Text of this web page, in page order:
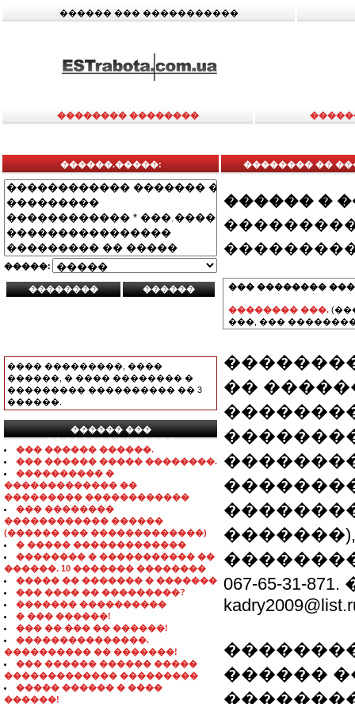
������ ��� �����������
�������� ��������
������.�����:
�����:
���� ���������, ����
������, � ���� �������� �
��������� ���������� �� 3
������.
������ ���
���������������
��� ������ ������.
��� ������ ����� ��������.
���������� �
������������� ��
��������� ������������
��� ��������
������������ ������
(������ ��� �������������)
� ����� �������������
�������� � ����������� ��
������. 10 ������� ��������
����� �� ������� � �������
��� ���� �� ���������?
������� ����������
� ��� ������!
��� �� ��� �� ������!
���������������.
���������� �� �������!
��� ������ ������ �����
������������� ���������
����� ������ � ����
������!
�������� ��
������ �
��� ��������
�������� ���.
���, ���
��
��������
067-65-31-
������